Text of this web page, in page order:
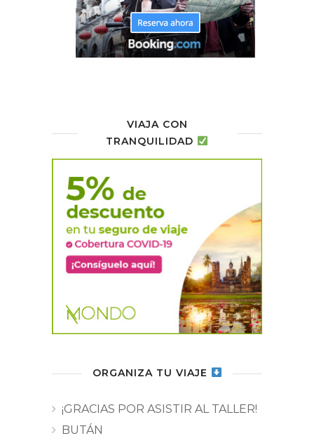
VIAJA CON
TRANQUILIDAD
ORGANIZA TU VIAJE
¡GRACIAS POR ASISTIR AL TALLER!
BUTÁN